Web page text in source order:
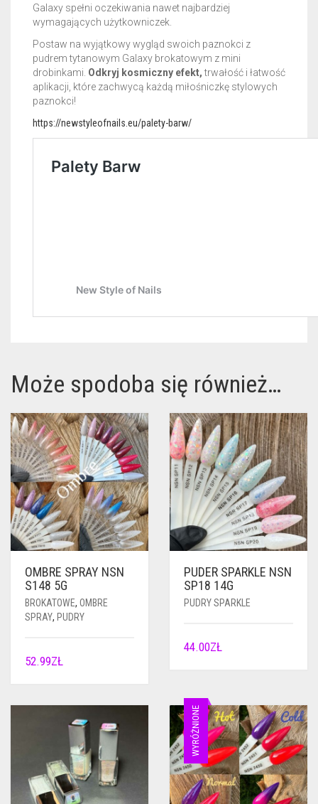
Galaxy spełni oczekiwania nawet najbardziej
wymagających użytkowniczek.
Postaw na wyjątkowy wygląd swoich paznokci z
pudrem tytanowym Galaxy brokatowym z mini
drobinkami. Odkryj kosmiczny efekt,trwałość i łatwość
aplikacji, które zachwycą każdą miłośniczkę stylowych
paznokci!
https://newstyleofnails.eu/palety-barw/
Może spodoba się również…
OMBRE SPRAY NSN
S148 5G
BROKATOWE, OMBRE
SPRAY, PUDRY
52.99ZŁ
PUDER SPARKLE NSN
SP18 14G
PUDRY SPARKLE
44.00ZŁ
WYRÓŻNIONE